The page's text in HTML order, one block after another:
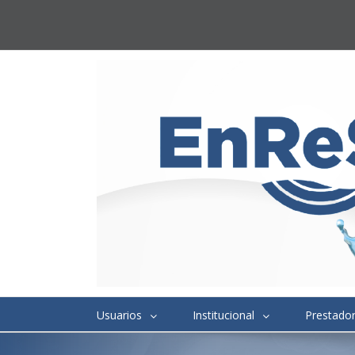
Usuarios Institucional